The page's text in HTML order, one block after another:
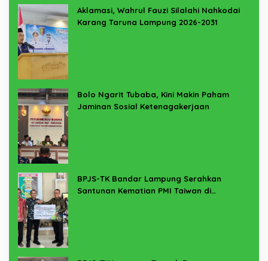
Aklamasi, Wahrul Fauzi Silalahi Nahkodai
Karang Taruna Lampung 2026-2031
Bolo Ngarit Tubaba, Kini Makin Paham
Jaminan Sosial Ketenagakerjaan
BPJS-TK Bandar Lampung Serahkan
Santunan Kematian PMI Taiwan di